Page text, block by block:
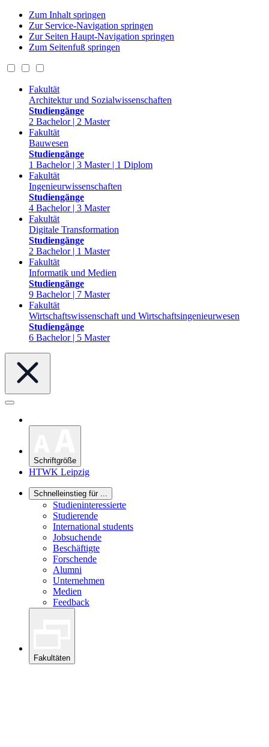
Zum Inhalt springen
Zur Service-Navigation springen
Zur Seiten Haupt-Navigation springen
Zum Seitenfuß springen
Fakultät
Architektur und Sozialwissenschaften
Studiengänge
2 Bachelor | 2 Master
Fakultät
Bauwesen
Studiengänge
1 Bachelor | 3 Master | 1 Diplom
Fakultät
Ingenieurwissenschaften
Studiengänge
4 Bachelor | 3 Master
Fakultät
Digitale Transformation
Studiengänge
2 Bachelor | 1 Master
Fakultät
Informatik und Medien
Studiengänge
9 Bachelor | 7 Master
Fakultät
Wirtschaftswissenschaft und Wirtschaftsingenieurwesen
Studiengänge
6 Bachelor | 5 Master
Schriftgröße
HTWK Leipzig
Schnelleinstieg für ...
Studieninteressierte
Studierende
International students
Jobsuchende
Beschäftigte
Forschende
Alumni
Unternehmen
Medien
Feedback
Fakultäten